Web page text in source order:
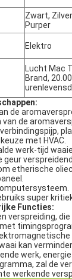
Zwart,
Purper
Elektro
Lucht Mac
Brand,
de
van de
met HVAC.
werk-tijd
geur
etherische
super
Functies:
verspreiding,
kan
werk,
zal de
werkende